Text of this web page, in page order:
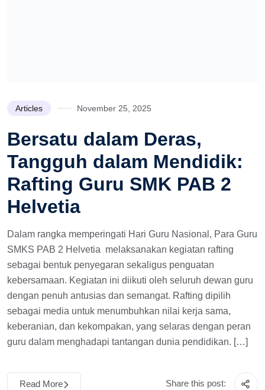
Articles November 25, 2025
Bersatu dalam Deras,
Tangguh dalam Mendidik:
Rafting Guru SMK PAB 2
Helvetia
Dalam rangka memperingati Hari Guru Nasional, Para Guru
SMKS PAB 2 Helvetia melaksanakan kegiatan rafting
sebagai bentuk penyegaran sekaligus penguatan
kebersamaan. Kegiatan ini diikuti oleh seluruh dewan guru
dengan penuh antusias dan semangat. Rafting dipilih
sebagai media untuk menumbuhkan nilai kerja sama,
keberanian, dan kekompakan, yang selaras dengan peran
guru dalam menghadapi tantangan dunia pendidikan. […]
Read More Share this post: